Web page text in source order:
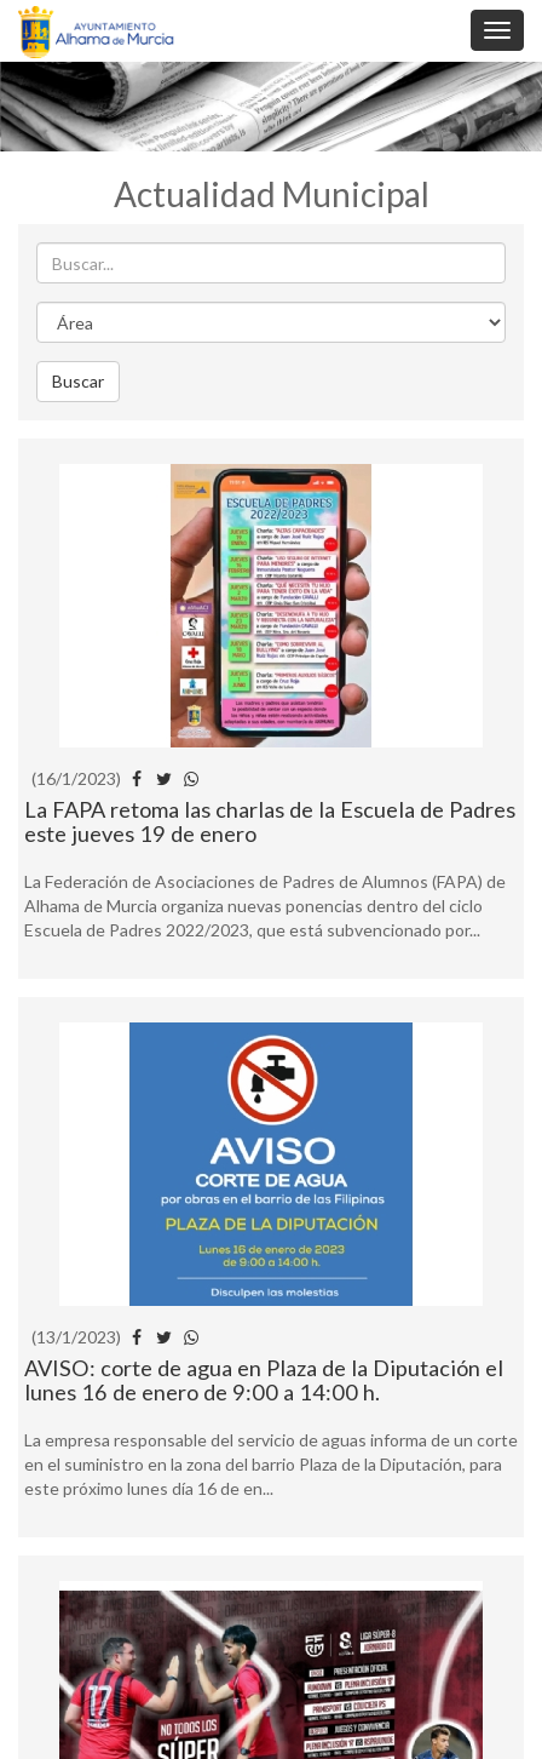
Actualidad Municipal
Buscar
Area
Buscar
(16/1/2023)
La FAPA retoma las charlas de la Escuela de Padres
este jueves 19 de enero
La Federación de Asociaciones de Padres de Alumnos (FAPA) de
Alhama de Murcia organiza nuevas ponencias dentro del ciclo
Escuela de Padres 2022/2023, que está subvencionado por...
(13/1/2023)
AVISO: corte de agua en Plaza de la Diputación el
lunes 16 de enero de 9:00 a 14:00 h.
La empresa responsable del servicio de aguas informa de un corte
en el suministro en la zona del barrio Plaza de la Diputación, para
este próximo lunes día 16 de en...